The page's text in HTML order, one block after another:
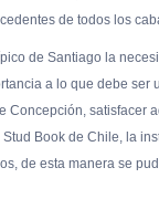
de todos los
de Santiago la
a lo que debe ser
Concepción, satisfacer
Book de Chile, la
de esta manera se